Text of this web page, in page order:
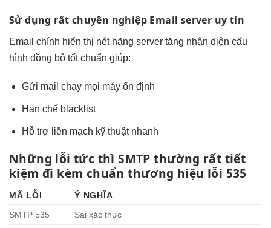
Sử dụng rất chuyên nghiệp Email server uy tín
Email chính hiển thị néthãng server tăng nhận diện cấu
hình đồng bộ tốtchuẩn giúp:
Gửi mail chạy mọi máyổn định
Hạn chế blacklist
Hỗ trợ liền mạch kỹ thuật nhanh
Những lỗitức thì SMTP thường rất tiết
kiệm đi kèm chuẩn thương hiệu lỗi 535
MÃ LỖI
Ý NGHĨA
SMTP 535
Sai xác thực